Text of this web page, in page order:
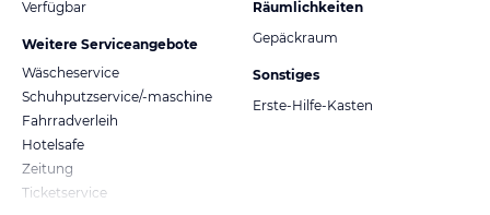
Verfügbar
Weitere Serviceangebote
Wäscheservice
Schuhputzservice/-maschine
Fahrradverleih
Hotelsafe
Zeitung
Ticketservice
Räumlichkeiten
Gepäckraum
Sonstiges
Erste-Hilfe-Kasten